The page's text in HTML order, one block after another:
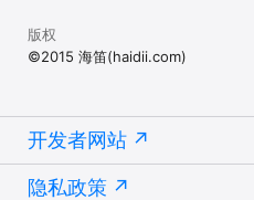
版权
©2015 海笛(haidii.com)
开发者网站
隐私政策